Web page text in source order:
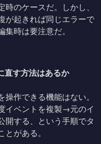
のケースだ。しかし、
が起きれば同じエラーで
時は要注意だ。
直す方法はあるか
作できる機能はない。
イベントを複製→元のイ
する、という手順でタ
がある。